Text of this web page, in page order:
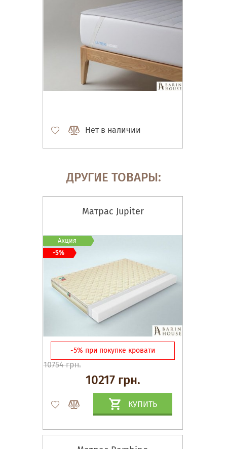
Нет в наличии
ДРУГИЕ ТОВАРЫ:
Матрас Jupiter
-5% при покупке кровати
10754 грн.
10217 грн.
КУПИТЬ
Акция
-5%